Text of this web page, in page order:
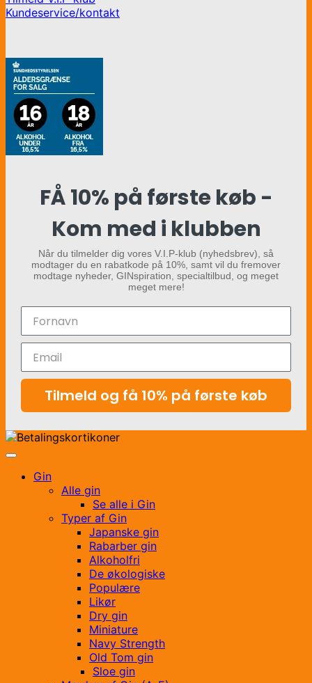
Kundeservice/kontakt
FÅ 10% på første køb -
Kom med i klubben
Når du tilmelder dig vores V.I.P-klub (nyhedsbrev), så
modtager du en rabatkode på 10%, samt vil du fremover
modtage nyheder, GINspiration, specialtilbud, og meget
meget mere!
Tilmeld og få 10% på første køb
Gin
Alle gin
Se alle i Gin
Typer af Gin
Japanske gin
Rabarber gin
Alkoholfri
De økologiske
Populære
Likør
Dry gin
Miniature
Navy Strength
Old Tom gin
Sloe gin